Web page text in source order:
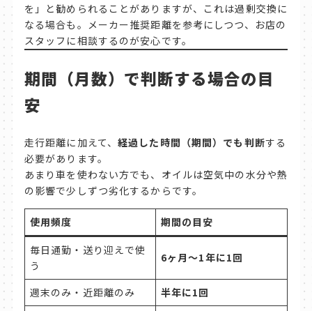
を」と勧められることがありますが、これは過剰交換に
なる場合も。メーカー推奨距離を参考にしつつ、お店の
スタッフに相談するのが安心です。
期間（月数）で判断する場合の目
安
走行距離に加えて、経過した時間（期間）でも判断する
必要があります。
あまり車を使わない方でも、オイルは空気中の水分や熱
の影響で少しずつ劣化するからです。
使用頻度
期間の目安
毎日通勤・送り迎えで使
う
6ヶ月〜1年に1回
週末のみ・近距離のみ 半年に1回